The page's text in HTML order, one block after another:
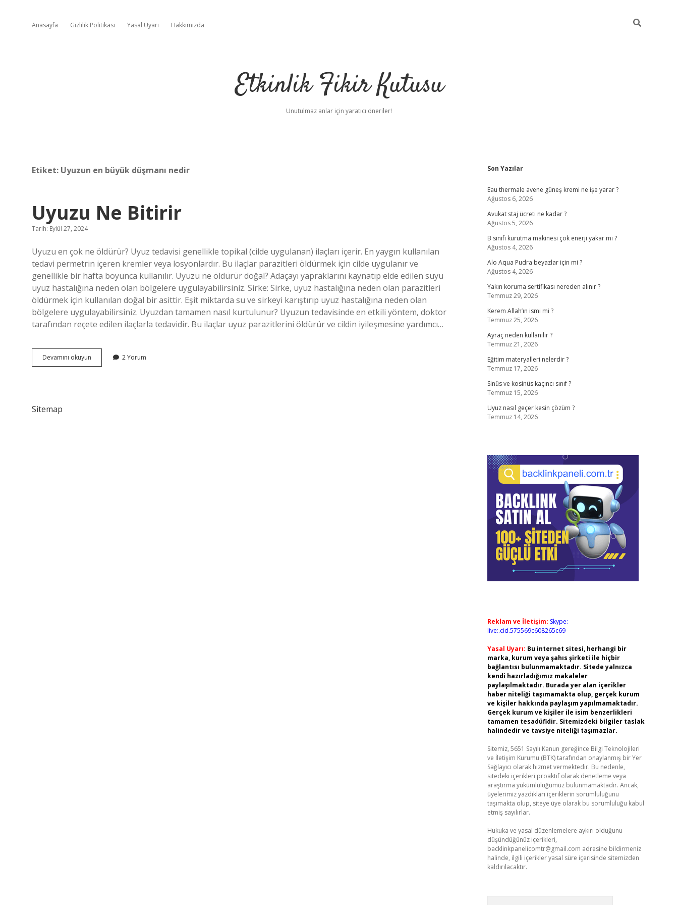
Anasayfa Gizlilik Politikası Yasal Uyarı Hakkımızda
Etkinlik Fikir Kutusu
Unutulmaz anlar için yaratıcı öneriler!
Etiket: Uyuzun en büyük düşmanı nedir
Uyuzu Ne Bitirir
Tarih: Eylül 27, 2024
Uyuzu en çok ne öldürür? Uyuz tedavisi genellikle topikal (cilde uygulanan) ilaçları içerir. En yaygın kullanılan
tedavi permetrin içeren kremler veya losyonlardır. Bu ilaçlar parazitleri öldürmek için cilde uygulanır ve
genellikle bir hafta boyunca kullanılır. Uyuzu ne öldürür doğal? Adaçayı yapraklarını kaynatıp elde edilen suyu
uyuz hastalığına neden olan bölgelere uygulayabilirsiniz. Sirke: Sirke, uyuz hastalığına neden olan parazitleri
öldürmek için kullanılan doğal bir asittir. Eşit miktarda su ve sirkeyi karıştırıp uyuz hastalığına neden olan
bölgelere uygulayabilirsiniz. Uyuzdan tamamen nasıl kurtulunur? Uyuzun tedavisinde en etkili yöntem, doktor
tarafından reçete edilen ilaçlarla tedavidir. Bu ilaçlar uyuz parazitlerini öldürür ve cildin iyileşmesine yardımcı…
Devamını okuyun
Ne
2 Yorum
Sitemap
Sidebar
Son Yazılar
Eau thermale avene güneş kremi ne işe yarar ?
Ağustos 6, 2026
Avukat staj ücreti ne kadar ?
Ağustos 5, 2026
B sınıfı kurutma makinesi çok enerji yakar mı ?
Ağustos 4, 2026
Alo Aqua Pudra beyazlar için mi ?
Ağustos 4, 2026
Yakın koruma sertifikası nereden alınır ?
Temmuz 29, 2026
Kerem Allah’ın ismi mi ?
Temmuz 25, 2026
Ayraç neden kullanılır ?
Temmuz 21, 2026
Eğitim materyalleri nelerdir ?
Temmuz 17, 2026
Sinüs ve kosinüs kaçıncı sınıf ?
Temmuz 15, 2026
Uyuz nasıl geçer kesin çözüm ?
Temmuz 14, 2026
Reklam ve İletişim: Skype:
live:.cid.575569c608265c69
Yasal Uyarı: Bu internet sitesi, herhangi bir
marka, kurum veya şahıs şirketi ile hiçbir
bağlantısı bulunmamaktadır. Sitede yalnızca
kendi hazırladığımız makaleler
paylaşılmaktadır. Burada yer alan içerikler
haber niteliği taşımamakta olup, gerçek kurum
ve kişiler hakkında paylaşım yapılmamaktadır.
Gerçek kurum ve kişiler ile isim benzerlikleri
tamamen tesadüfidir. Sitemizdeki bilgiler taslak
halindedir ve tavsiye niteliği taşımazlar.
Sitemiz, 5651 Sayılı Kanun gereğince Bilgi Teknolojileri
ve İletişim Kurumu (BTK) tarafından onaylanmış bir Yer
Sağlayıcı olarak hizmet vermektedir. Bu nedenle,
sitedeki içerikleri proaktif olarak denetleme veya
araştırma yükümlülüğümüz bulunmamaktadır. Ancak,
üyelerimiz yazdıkları içeriklerin sorumluluğunu
taşımakta olup, siteye üye olarak bu sorumluluğu kabul
etmiş sayılırlar.
Hukuka ve yasal düzenlemelere aykırı olduğunu
düşündüğünüz içerikleri,
backlinkpanelicomtr@gmail.com adresine bildirmeniz
halinde, ilgili içerikler yasal süre içerisinde sitemizden
kaldırılacaktır.